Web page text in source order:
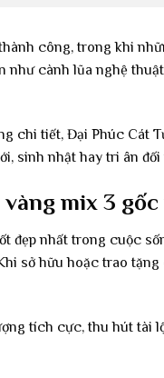
công, trong khi
cành lũa nghệ
chi tiết, Đại Phúc Cát
sinh nhật hay tri ân
mix 3
đẹp nhất trong cuộc
sở hữu hoặc trao
tích cực, thu hút